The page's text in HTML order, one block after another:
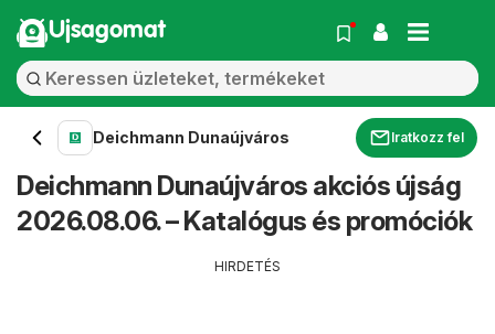
Ujsagomat
Deichmann Dunaújváros Iratkozz fel
Deichmann Dunaújváros akciós újság
2026.08.06. – Katalógus és promóciók
HIRDETÉS